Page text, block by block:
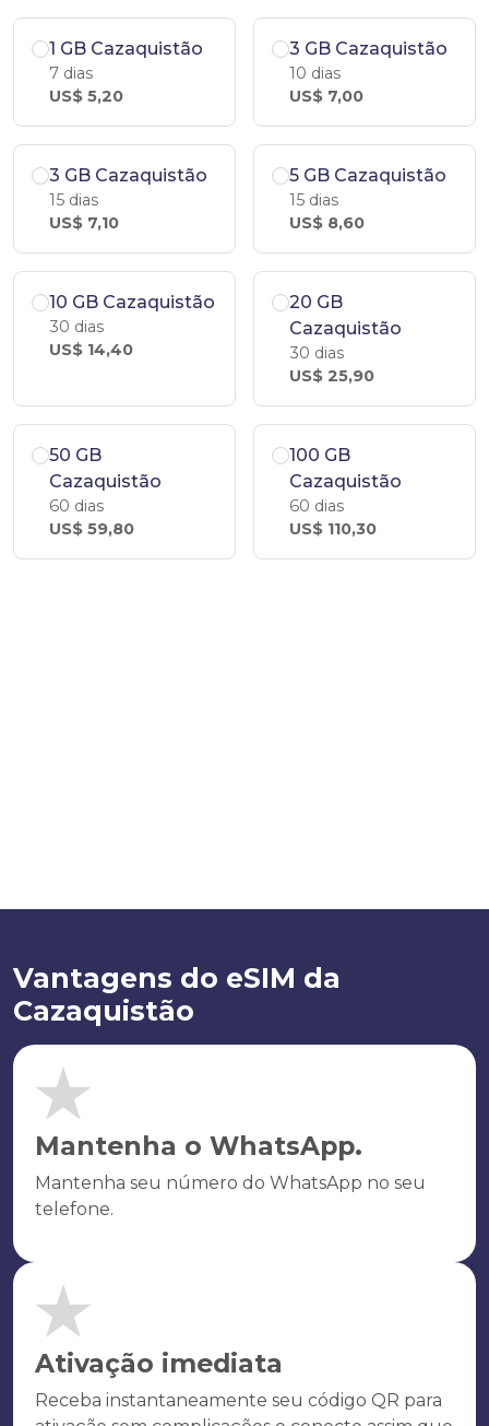
1 GB Cazaquistão
7 dias
US$ 5,20
3 GB Cazaquistão
10 dias
US$ 7,00
3 GB Cazaquistão
15 dias
US$ 7,10
5 GB Cazaquistão
15 dias
US$ 8,60
10 GB Cazaquistão
30 dias
US$ 14,40
20 GB
Cazaquistão
30 dias
US$ 25,90
50 GB
Cazaquistão
60 dias
US$ 59,80
100 GB
Cazaquistão
60 dias
US$ 110,30
Vantagens do eSIM da
Cazaquistão
Mantenha o WhatsApp.
Mantenha seu número do WhatsApp no seu
telefone.
Ativação imediata
Receba instantaneamente seu código QR para